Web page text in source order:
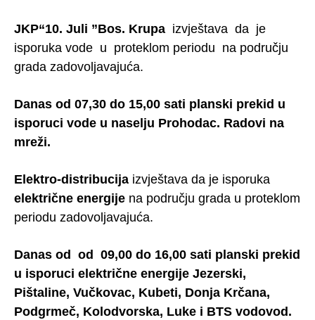
JKP“10. Juli ”Bos. Krupa izvještava da je
isporuka vode u proteklom periodu na području
grada zadovoljavajuća.
Danas od 07,30 do 15,00 sati planski prekid u
isporuci vode u naselju Prohodac. Radovi na
mreži.
Elektro-distribucija izvještava da je isporuka
električne energije na području grada u proteklom
periodu zadovoljavajuća.
Danas od od 09,00 do 16,00 sati planski prekid
u isporuci električne energije Jezerski,
Pištaline, Vučkovac, Kubeti, Donja Krčana,
Podgrmeč, Kolodvorska, Luke i BTS vodovod.